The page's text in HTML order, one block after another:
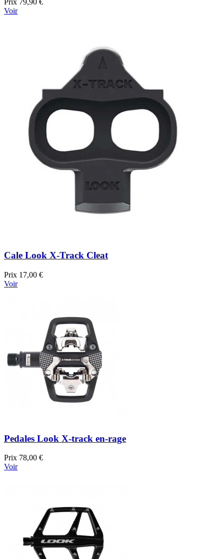
Voir
Cale Look X-Track Cleat
Prix 17,00 €
Voir
Pedales Look X-track en-rage
Prix 78,00 €
Voir